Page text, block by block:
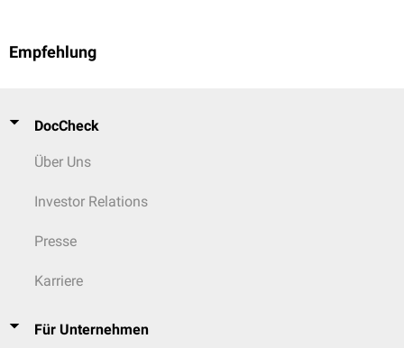
Empfehlung
DocCheck
Über Uns
Investor Relations
Presse
Karriere
Für Unternehmen